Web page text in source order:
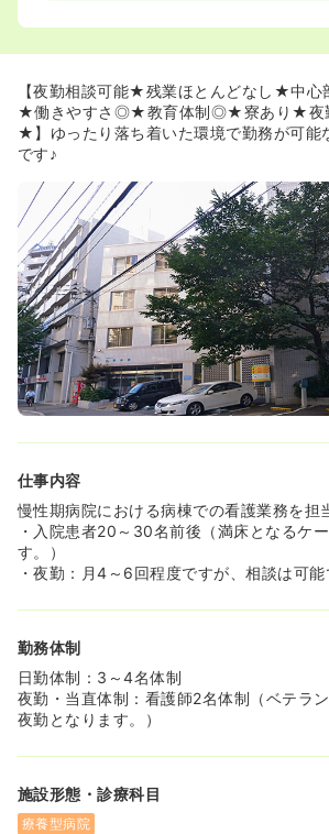
《教育体制も充実♪》
ームな雰囲気ならではの教育体制となっ
◆夜勤がスタートするのは約1年後から
ご自身のペースを掴んでからの夜勤とな
◆福岡市の中心部博多区に位置する、通
利な病院です。
◆病院に隣接するマンションを月1万円
す！収入面が心配な方も安心して勤務が
【夜勤相談可能★残業ほとんどなし★中心
★働きやすさ◎★教育体制◎★寮あり★夜
★】ゆったり落ち着いた環境で勤務が可能
です♪
仕事内容
慢性期病院における病棟での看護業務を担
・入院患者20～30名前後（満床となるケ
す。）
・夜勤：月4～6回程度ですが、相談は可能
勤務体制
日勤体制：3～4名体制
夜勤・当直体制：看護師2名体制（ベテラ
夜勤となります。）
施設形態・診療科目
療養型病院